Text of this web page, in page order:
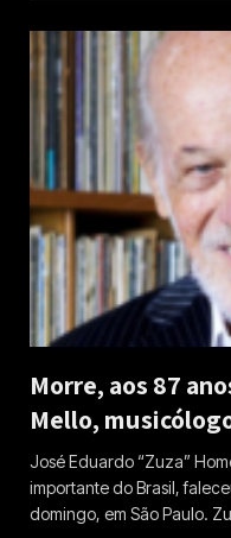
Morre, aos 87
Mello,
José Eduardo “Zuza”
importante do Brasil,
domingo, em São Paulo.